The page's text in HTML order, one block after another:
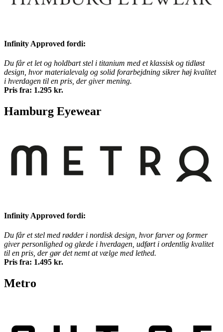
Infinity Approved fordi:
Du får et let og holdbart stel i titanium med et klassisk og tidløst
design, hvor materialevalg og solid forarbejdning sikrer høj kvalitet
i hverdagen til en pris, der giver mening.
Pris fra: 1.295 kr.
Hamburg Eyewear
Infinity Approved fordi:
Du får et stel med rødder i nordisk design, hvor farver og former
giver personlighed og glæde i hverdagen, udført i ordentlig kvalitet
til en pris, der gør det nemt at vælge med lethed.
Pris fra: 1.495 kr.
Metro